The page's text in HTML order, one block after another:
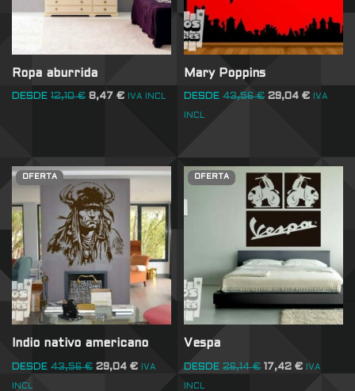
Ropa aburrida
DESDE 12,10€ 8,47 € IVA INCL
Mary Poppins
DESDE 43,56€ 29,04€ IVA
INCL
OFERTA
Indio nativo americano
DESDE 43,56€ 29,04 € IVA
INCL
OFERTA
Vespa
DESDE 26,14€ 17,42€ IVA
INCL